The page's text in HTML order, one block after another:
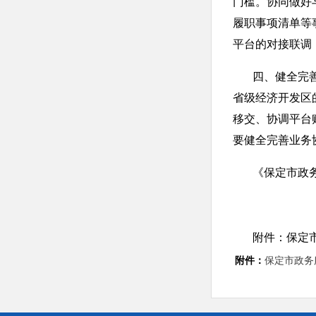
履职事项清单
平台的对接联调
四、健全完善
省级经济开发区
移交、协调平台
要健全完善业务
《保定市政务
附件：保定市
附件： 保定市政务